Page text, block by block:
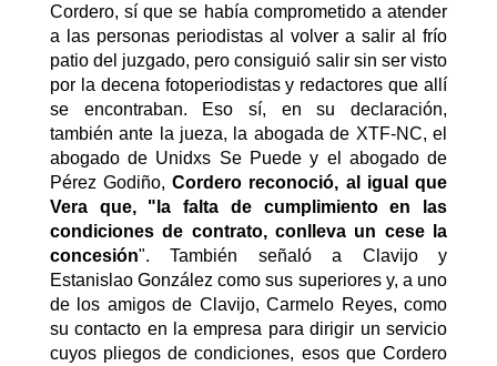
Cordero, sí que se había comprometido a atender
a las personas periodistas al volver a salir al frío
patio del juzgado, pero consiguió salir sin ser visto
por la decena fotoperiodistas y redactores que allí
se encontraban. Eso sí, en su declaración,
también ante la jueza, la abogada de XTF-NC, el
abogado de Unidxs Se Puede y el abogado de
Pérez Godiño,Cordero reconoció, al igual que
Vera que, "la falta de cumplimiento en las
condiciones de contrato, conlleva un cese la
concesión". También señaló a Clavijo y
Estanislao González como sus superiores y, a uno
de los amigos de Clavijo, Carmelo Reyes, como
su contacto en la empresa para dirigir un servicio
cuyos pliegos de condiciones, esos que Cordero